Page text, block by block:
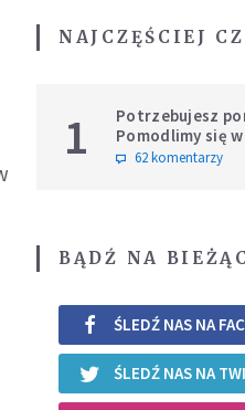
NAJCZĘŚCIEJ
1
Potrzebujesz
Pomodlimy się
intencji
62 komentarzy
BĄDŹ NA
ŚLEDŹ NAS NA
ŚLEDŹ NAS NA